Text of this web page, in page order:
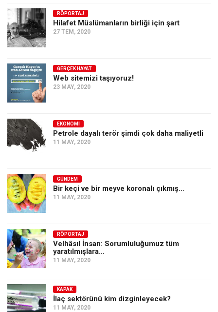
7 soruda bu hafta
Ekonomi
Spor
Sağlık
Gıda-Beslenme
Türkiye
Siyaset
Dünya
Asya
Amerika
Avustralya
Tarih
Düşünce
Dosyalar
RÖPORTAJ
Hilafet Müslümanların birliği için şart
27 TEM, 2020
GERÇEK HAYAT
Web sitemizi taşıyoruz!
23 MAY, 2020
EKONOMI
Petrole dayalı terör şimdi çok daha maliyetli
11 MAY, 2020
GÜNDEM
Bir keçi ve bir meyve koronalı çıkmış…
11 MAY, 2020
RÖPORTAJ
Velhâsıl İnsan: Sorumluluğumuz tüm
yaratılmışlara…
11 MAY, 2020
KAPAK
İlaç sektörünü kim dizginleyecek?
11 MAY, 2020